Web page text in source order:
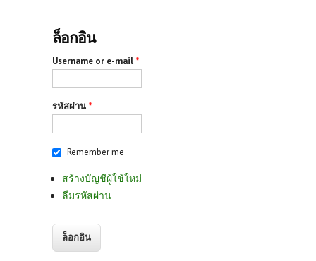
ล็อกอิน
Username or e-mail *
รหัสผ่าน *
Remember me
สร้างบัญชีผู้ใช้ใหม่
ลืมรหัสผ่าน